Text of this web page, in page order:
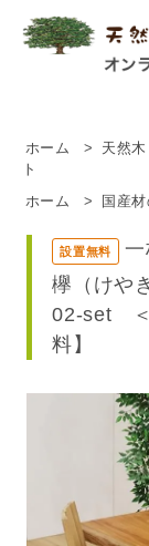
ホーム > 天然
ト
ホーム > 国産
設置無料
欅（けや
02-set
料】